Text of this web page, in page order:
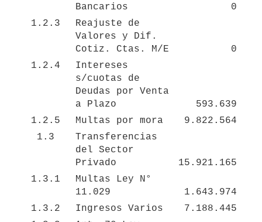
Bancarios
0
1.2.3
Reajuste de
Valores y Dif.
Cotiz. Ctas. M/E
0
1.2.4
Intereses
s/cuotas de
Deudas por Venta
a Plazo
593.639
1.2.5
Multas por mora
9.822.564
1.3
Transferencias
del Sector
Privado
15.921.165
1.3.1
Multas Ley N°
11.029
1.643.974
1.3.2
Ingresos Varios
7.188.445